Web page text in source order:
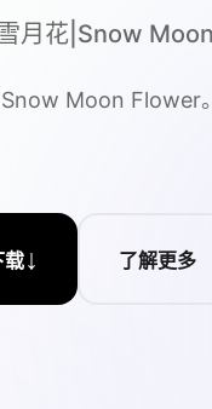
月花|Snow
Moon Flower
载↓ 了解更多